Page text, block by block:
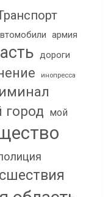
армия
дороги
инопресса
город мой